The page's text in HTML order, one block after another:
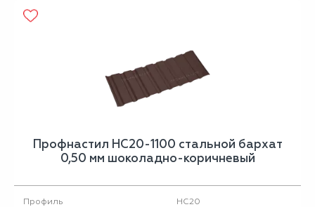
Профнастил НС20-1100 стальной бархат
0,50 мм шоколадно-коричневый
Профиль
НС20